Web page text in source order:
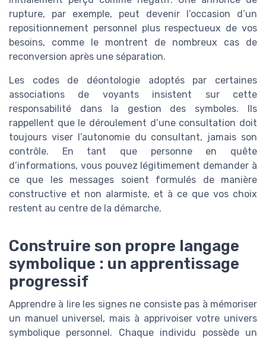
rupture, par exemple, peut devenir l’occasion d’un
repositionnement personnel plus respectueux de vos
besoins, comme le montrent de nombreux cas de
reconversion après une séparation.
Les codes de déontologie adoptés par certaines
associations de voyants insistent sur cette
responsabilité dans la gestion des symboles. Ils
rappellent que le déroulement d’une consultation doit
toujours viser l’autonomie du consultant, jamais son
contrôle. En tant que personne en quête
d’informations, vous pouvez légitimement demander à
ce que les messages soient formulés de manière
constructive et non alarmiste, et à ce que vos choix
restent au centre de la démarche.
Construire son propre langage
symbolique : un apprentissage
progressif
Apprendre à lire les signes ne consiste pas à mémoriser
un manuel universel, mais à apprivoiser votre univers
symbolique personnel. Chaque individu possède un